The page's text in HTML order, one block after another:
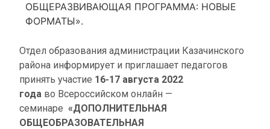
ОБЩЕРАЗВИВАЮЩАЯ ПРОГРАММА: НОВЫЕ
ФОРМАТЫ».
Отдел образования администрации Казачинского
района информирует и приглашает педагогов
принять участие 16-17 августа 2022
года во Всероссийском онлайн —
семинаре «ДОПОЛНИТЕЛЬНАЯ
ОБЩЕОБРАЗОВАТЕЛЬНАЯ